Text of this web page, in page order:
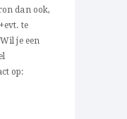
dan ook,
te
je een
op: